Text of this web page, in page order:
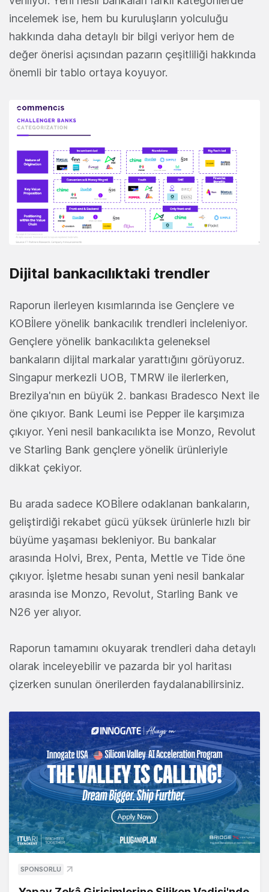
incelemek ise, hem bu kuruluşların yolculuğu
hakkında daha detaylı bir bilgi veriyor hem de
değer önerisi açısından pazarın çeşitliliği hakkında
önemli bir tablo ortaya koyuyor.
Dijital bankacılıktaki trendler
Raporun ilerleyen kısımlarında ise Gençlere ve
KOBİlere yönelik bankacılık trendleri incleleniyor.
Gençlere yönelik bankacılıkta geleneksel
bankaların dijital markalar yarattığını görüyoruz.
Singapur merkezli UOB, TMRW ile ilerlerken,
Brezilya'nın en büyük 2. bankası Bradesco Next ile
öne çıkıyor. Bank Leumi ise Pepper ile karşımıza
çıkıyor. Yeni nesil bankacılıkta ise Monzo, Revolut
ve Starling Bank gençlere yönelik ürünleriyle
dikkat çekiyor.
Bu arada sadece KOBİlere odaklanan bankaların,
geliştirdiği rekabet gücü yüksek ürünlerle hızlı bir
büyüme yaşaması bekleniyor. Bu bankalar
arasında Holvi, Brex, Penta, Mettle ve Tide öne
çıkıyor. İşletme hesabı sunan yeni nesil bankalar
arasında ise Monzo, Revolut, Starling Bank ve
N26 yer alıyor.
Raporun tamamını okuyarak trendleri daha detaylı
olarak inceleyebilir ve pazarda bir yol haritası
çizerken sunulan önerilerden faydalanabilirsiniz.
SPONSORLU